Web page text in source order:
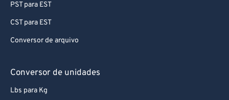
PST para EST
CST para EST
Conversor de arquivo
Conversor de unidades
Lbs para Kg